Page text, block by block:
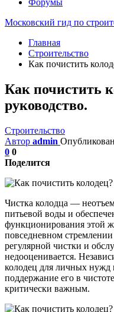
Форумы
Московский гид по
Главная
Строительство
Как почистить
Как почистить
руководство.
Строительство
Автор admin
0 0
Поделится
Чистка колодца —
питьевой воды и
функционирования этой
повседневном
регулярной чистки и
недооценивается.
колодец для личных нужд
поддержание его в
критически важным.